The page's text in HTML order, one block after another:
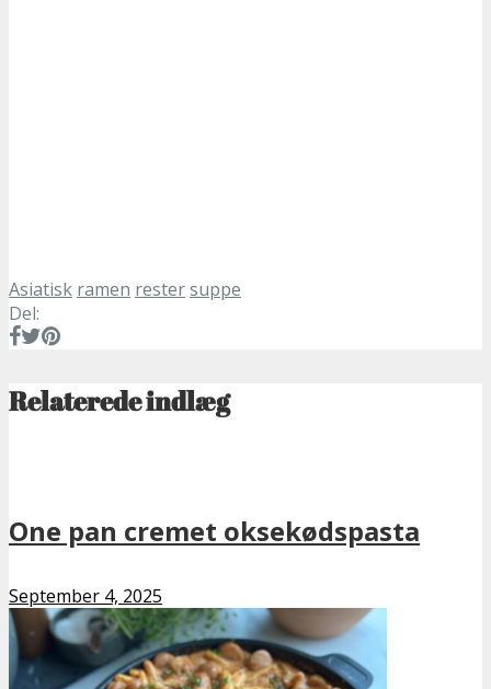
Asiatisk ramen restersuppe
Del:
Relaterede indlæg
One pan cremet oksekødspasta
September 4, 2025